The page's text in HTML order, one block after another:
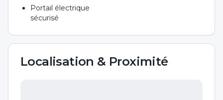
Portail électrique
sécurisé
Localisation & Proximité